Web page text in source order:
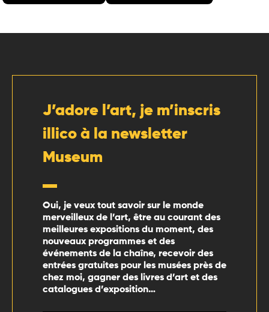
J’adore l’art, je m’inscris
illico à la newsletter
Museum
Oui, je veux tout savoir sur le monde
merveilleux de l’art, être au courant des
meilleures expositions du moment, des
nouveaux programmes et des
événements de la chaîne, recevoir des
entrées gratuites pour les musées près de
chez moi, gagner des livres d’art et des
catalogues d’exposition…